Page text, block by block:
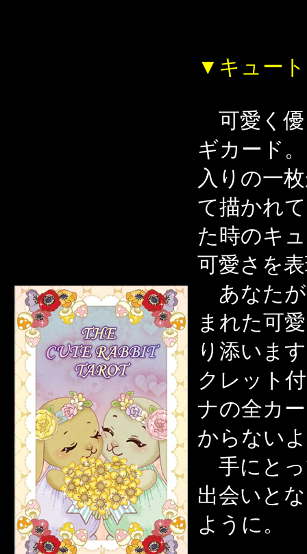
▼キュー
可愛く優
ギカード
入りの一
て描かれ
た時のキ
可愛さを
あなたが
まれた可
り添いま
クレット
ナの全カ
からない
手にとっ
出会いと
ように。